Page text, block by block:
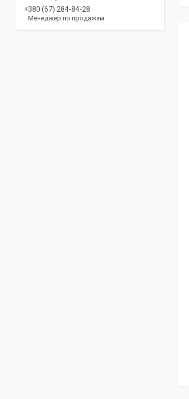
+380 (67) 284-84-28
Менеджер по продажам